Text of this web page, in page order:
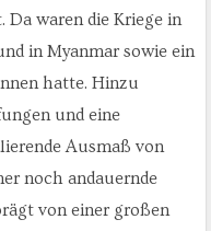
waren die Kriege in
in Myanmar sowie ein
hatte. Hinzu
und eine
Ausmaß von
noch andauernde
von einer großen